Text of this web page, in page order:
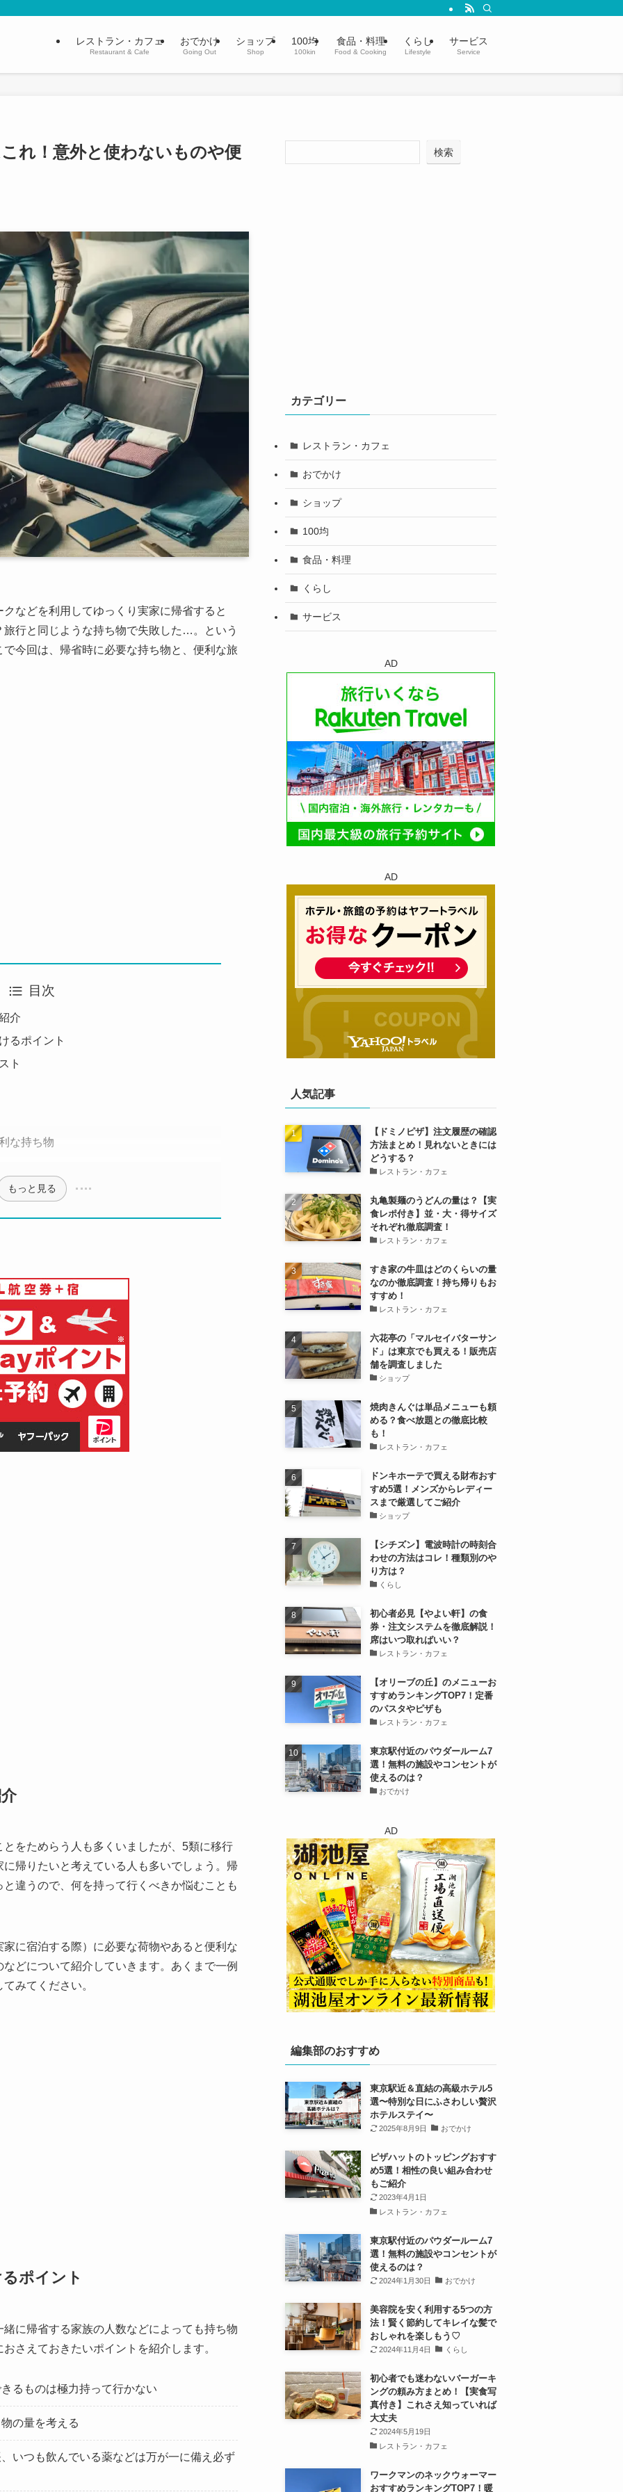
レストラン・カフェ
Restaurant & Cafe
おでかけ
Going Out
ショップ
Shop
100均
100kin
食品・料理
Food & Cooking
くらし
Lifestyle
サービス
Service
れ！意外と使わないものや便
などを利用してゆっくり実家に帰省すると
行と同じような持ち物で失敗した…。という
今回は、帰省時に必要な持ち物と、便利な旅
目次
介
るポイント
ト
な持ち物
もっと見る
をためらう人も多くいましたが、5類に移行
帰りたいと考えている人も多いでしょう。帰
違うので、何を持って行くべきか悩むことも
に宿泊する際）に必要な荷物やあると便利な
どについて紹介していきます。あくまで一例
みてください。
ポイント
に帰省する家族の人数などによっても持ち物
さえておきたいポイントを紹介します。
るものは極力持って行かない
の量を考える
いつも飲んでいる薬などは万が一に備え必ず
検索
カテゴリー
レストラン・カフェ
おでかけ
ショップ
100均
食品・料理
くらし
サービス
AD
AD
人気記事
【ドミノピザ】注文履歴の確認
方法まとめ！見れないときには
どうする？
レストラン・カフェ
丸亀製麺のうどんの量は？【実
食レポ付き】並・大・得サイズ
それぞれ徹底調査！
レストラン・カフェ
すき家の牛皿はどのくらいの量
なのか徹底調査！持ち帰りもお
すすめ！
レストラン・カフェ
六花亭の「マルセイバターサン
ド」は東京でも買える！販売店
舗を調査しました
ショップ
焼肉きんぐは単品メニューも頼
める？食べ放題との徹底比較
も！
レストラン・カフェ
ドンキホーテで買える財布おす
すめ5選！メンズからレディー
スまで厳選してご紹介
ショップ
【シチズン】電波時計の時刻合
わせの方法はコレ！種類別のや
り方は？
くらし
初心者必見【やよい軒】の食
券・注文システムを徹底解説！
席はいつ取ればいい？
レストラン・カフェ
【オリーブの丘】のメニューお
すすめランキングTOP7！定番
のパスタやピザも
レストラン・カフェ
東京駅付近のパウダールーム7
選！無料の施設やコンセントが
使えるのは？
おでかけ
AD
編集部のおすすめ
東京駅近＆直結の高級ホテル5
選〜特別な日にふさわしい贅沢
ホテルステイ〜
2025年8月9日 おでかけ
ピザハットのトッピングおすす
め5選！相性の良い組み合わせ
もご紹介
2023年4月1日
レストラン・カフェ
東京駅付近のパウダールーム7
選！無料の施設やコンセントが
使えるのは？
2024年1月30日 おでかけ
美容院を安く利用する5つの方
法！賢く節約してキレイな髪で
おしゃれを楽しもう♡
2024年11月4日 くらし
初心者でも迷わないバーガーキ
ングの頼み方まとめ！【実食写
真付き】これさえ知っていれば
大丈夫
2024年5月19日
レストラン・カフェ
ワークマンのネックウォーマー
おすすめランキングTOP7！暖